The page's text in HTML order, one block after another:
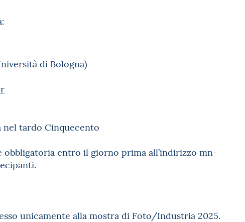
di Bologna)
nel tardo Cinquecento
entro il giorno prima all’indirizzo mn-
unicamente alla mostra di Foto/Industria 2025.